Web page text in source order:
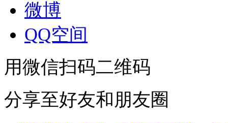
微博
QQ空间
用微信扫码二维码
分享至好友和朋友圈